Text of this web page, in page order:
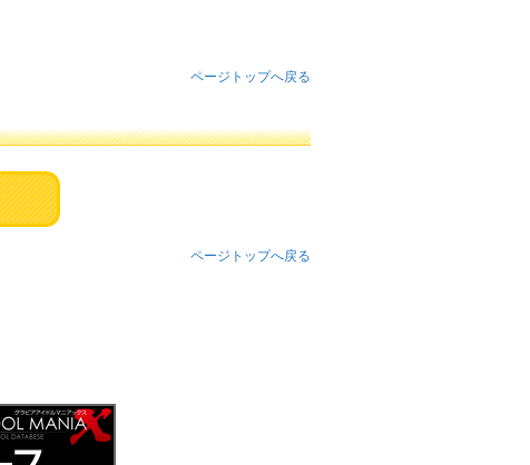
ページトップへ戻る
ページトップへ戻る